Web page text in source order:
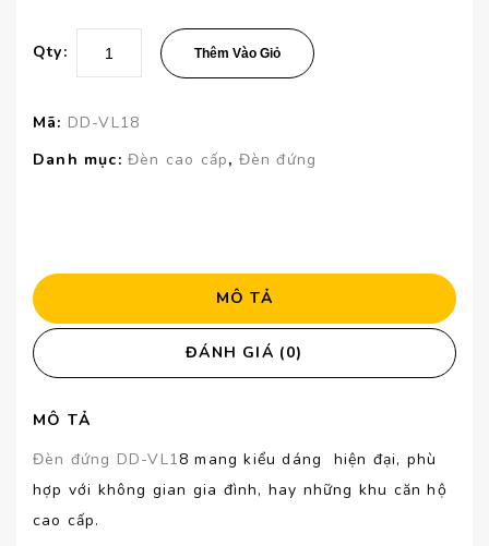
Qty: Thêm Vào Giỏ
Mã: DD-VL18
Danh mục: Đèn cao cấp, Đèn đứng
MÔ TẢ
ĐÁNH GIÁ (0)
MÔ TẢ
Đèn đứng DD-VL18 mang kiểu dáng hiện đại, phù
hợp với không gian gia đình, hay những khu căn hộ
cao cấp.